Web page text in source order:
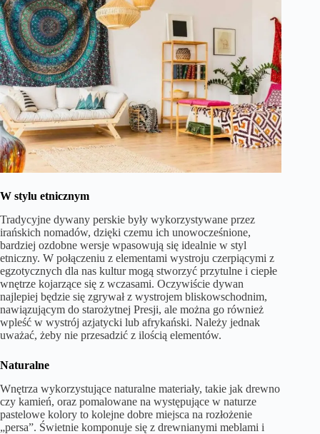
W stylu etnicznym
Tradycyjne dywany perskie były wykorzystywane przez
irańskich nomadów, dzięki czemu ich unowocześnione,
bardziej ozdobne wersje wpasowują się idealnie w styl
etniczny. W połączeniu z elementami wystroju czerpiącymi z
egzotycznych dla nas kultur mogą stworzyć przytulne i ciepłe
wnętrze kojarzące się z wczasami. Oczywiście dywan
najlepiej będzie się zgrywał z wystrojem bliskowschodnim,
nawiązującym do starożytnej Presji, ale można go również
wpleść w wystrój azjatycki lub afrykański. Należy jednak
uważać, żeby nie przesadzić z ilością elementów.
Naturalne
Wnętrza wykorzystujące naturalne materiały, takie jak drewno
czy kamień, oraz pomalowane na występujące w naturze
pastelowe kolory to kolejne dobre miejsca na rozłożenie
„persa”. Świetnie komponuje się z drewnianymi meblami i